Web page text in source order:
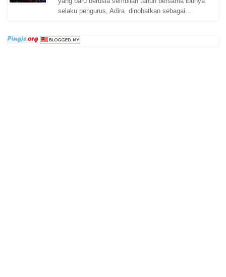
selaku pengurus, Adira dinobatkan sebagai...